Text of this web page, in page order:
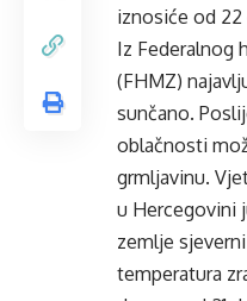
iznosiće od
Iz Federalnog
(FHMZ)
sunčano.
oblačnosti
grmljavinu.
u Hercegovini
zemlje
temperatura